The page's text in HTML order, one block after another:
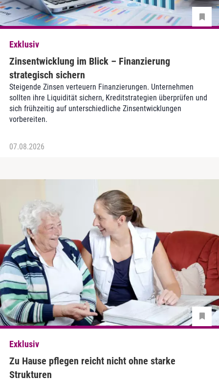
Exklusiv
Zinsentwicklung im Blick – Finanzierung
strategisch sichern
Steigende Zinsen verteuern Finanzierungen. Unternehmen
sollten ihre Liquidität sichern, Kreditstrategien ­überprüfen und
sich frühzeitig auf unterschiedliche Zinsentwicklungen
vorbereiten.
07.08.2026
Exklusiv
Zu Hause pflegen reicht nicht ohne starke
Strukturen